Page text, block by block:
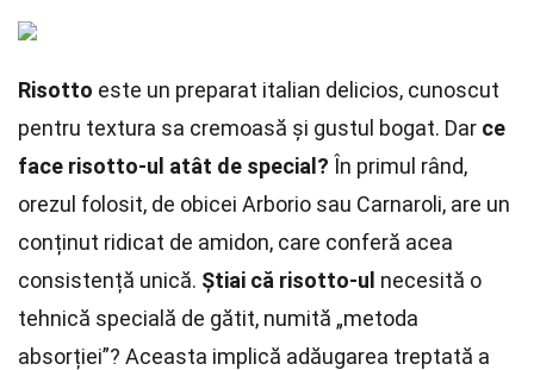
Risotto este un preparat italian delicios, cunoscut
pentru textura sa cremoasă și gustul bogat. Dar ce
face risotto-ul atât de special? În primul rând,
orezul folosit, de obicei Arborio sau Carnaroli, are un
conținut ridicat de amidon, care conferă acea
consistență unică. Știai că risotto-ul necesită o
tehnică specială de gătit, numită „metoda
absorției”? Aceasta implică adăugarea treptată a